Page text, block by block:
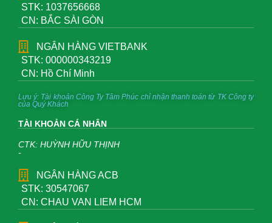
STK: 1037656668
CN: BẮC SÀI GÒN
NGÂN HÀNG VIETBANK
STK: 000000343219
CN: Hồ Chí Minh
Lưu ý: Tài khoản Công Ty Tâm Phúc chỉ nhận thanh toán từ TK Công ty
của Quý Khách
TÀI KHOẢN CÁ NHÂN
CTK: HUỲNH HỮU THỊNH
-
NGÂN HÀNG ACB
STK: 30547067
CN: CHAU VAN LIEM HCM